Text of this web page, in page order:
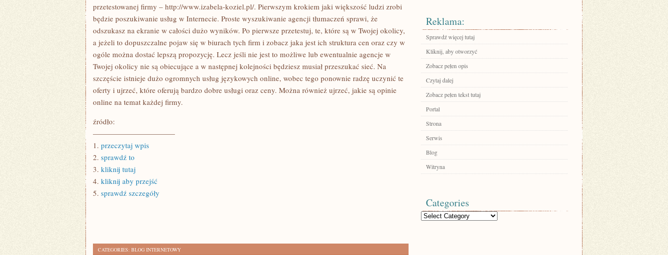
przetestowanej firmy – http://www.izabela-koziel.pl/. Pierwszym krokiem jaki większość ludzi zrobi
będzie poszukiwanie usług w Internecie. Proste wyszukiwanie agencji tłumaczeń sprawi, że
odszukasz na ekranie w całości dużo wyników. Po pierwsze przetestuj, te, które są w Twojej okolicy,
a jeżeli to dopuszczalne pojaw się w biurach tych firm i zobacz jaka jest ich struktura cen oraz czy w
ogóle można dostać lepszą propozycję. Lecz jeśli nie jest to możliwe lub ewentualnie agencje w
Twojej okolicy nie są obiecujące a w następnej kolejności będziesz musiał przeszukać sieć. Na
szczęście istnieje dużo ogromnych usług językowych online, wobec tego ponownie radzę uczynić te
oferty i ujrzeć, które oferują bardzo dobre usługi oraz ceny. Można również ujrzeć, jakie są opinie
online na temat każdej firmy.
źródło:
———————————
1. przeczytaj wpis
2. sprawdź to
3. kliknij tutaj
4. kliknij aby przejść
5. sprawdź szczegóły
CATEGORIES: BLOG INTERNETOWY
Reklama:
Sprawdź więcej tutaj
Kliknij, aby otworzyć
Zobacz pełen opis
Czytaj dalej
Zobacz pełen tekst tutaj
Portal
Strona
Serwis
Blog
Witryna
Categories
Categories